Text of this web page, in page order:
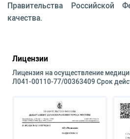
Правительства Российской
качества.
Лицензии
Лицензия на осуществление
Л041-00110-77/00363409 Срок